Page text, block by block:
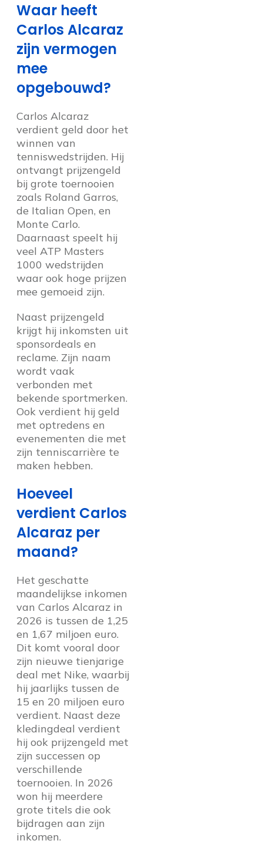
Waar heeft
Carlos Alcaraz
zijn vermogen
mee
opgebouwd?
Carlos Alcaraz
verdient geld door het
winnen van
tenniswedstrijden. Hij
ontvangt prijzengeld
bij grote toernooien
zoals Roland Garros,
de Italian Open, en
Monte Carlo.
Daarnaast speelt hij
veel ATP Masters
1000 wedstrijden
waar ook hoge prijzen
mee gemoeid zijn.
Naast prijzengeld
krijgt hij inkomsten uit
sponsordeals en
reclame. Zijn naam
wordt vaak
verbonden met
bekende sportmerken.
Ook verdient hij geld
met optredens en
evenementen die met
zijn tenniscarrière te
maken hebben.
Hoeveel
verdient Carlos
Alcaraz per
maand?
Het geschatte
maandelijkse inkomen
van Carlos Alcaraz in
2026 is tussen de 1,25
en 1,67 miljoen euro.
Dit komt vooral door
zijn nieuwe tienjarige
deal met Nike, waarbij
hij jaarlijks tussen de
15 en 20 miljoen euro
verdient. Naast deze
kledingdeal verdient
hij ook prijzengeld met
zijn successen op
verschillende
toernooien. In 2026
won hij meerdere
grote titels die ook
bijdragen aan zijn
inkomen.